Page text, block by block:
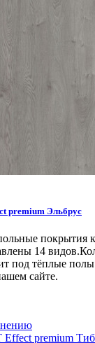
premium Эльбрус
покрытия
14
под тёплые
сайте.